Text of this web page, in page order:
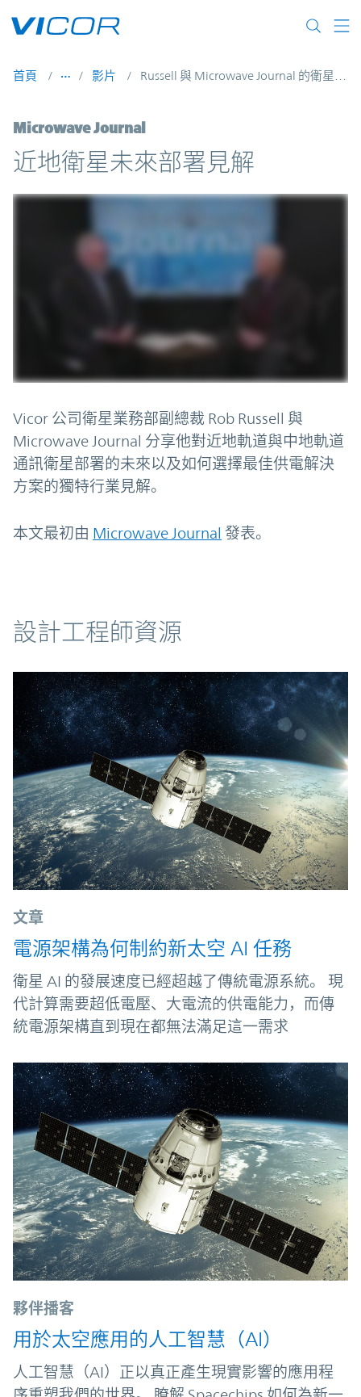
首頁 影片
Microwave Journal
近地衛星未來部署見解
Vicor 公司衛星業務部副總裁 Rob Russell 與
Microwave Journal 分享他對近地軌道與中地軌道
通訊衛星部署的未來以及如何選擇最佳供電解決
方案的獨特行業見解。
本文最初由 Microwave Journal 發表。
資源
設計工程師資源
文章
電源架構為何制約新太空 AI 任務
衛星 AI 的發展速度已經超越了傳統電源系統。 現
代計算需要超低電壓、大電流的供電能力，而傳
統電源架構直到現在都無法滿足這一需求
夥伴播客
用於太空應用的人工智慧（AI）
人工智慧（AI）正以真正產生現實影響的應用程